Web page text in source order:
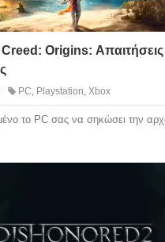
Origins: Απαιτήσεις
PC, Playstation,Xbox
το PC σας να σηκώσει την